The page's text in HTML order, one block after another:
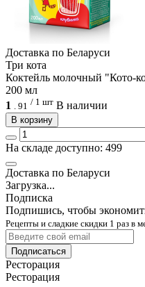
Доcтавка по Беларуси
Три кота
Коктейль молочный "Кото-
200 мл
1 . 91 / 1 шт В наличии
В корзину
На складе доступно: 499
Доcтавка по Беларуси
Загрузка...
Подписка
Подпишись, чтобы
Рецепты и сладкие скидки 1 раз в
Подписаться
Ресторация
Ресторация